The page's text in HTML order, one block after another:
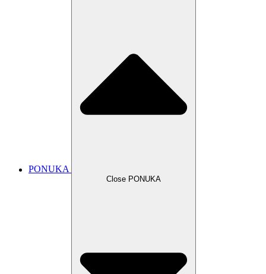
PONUKA
Close PONUKA